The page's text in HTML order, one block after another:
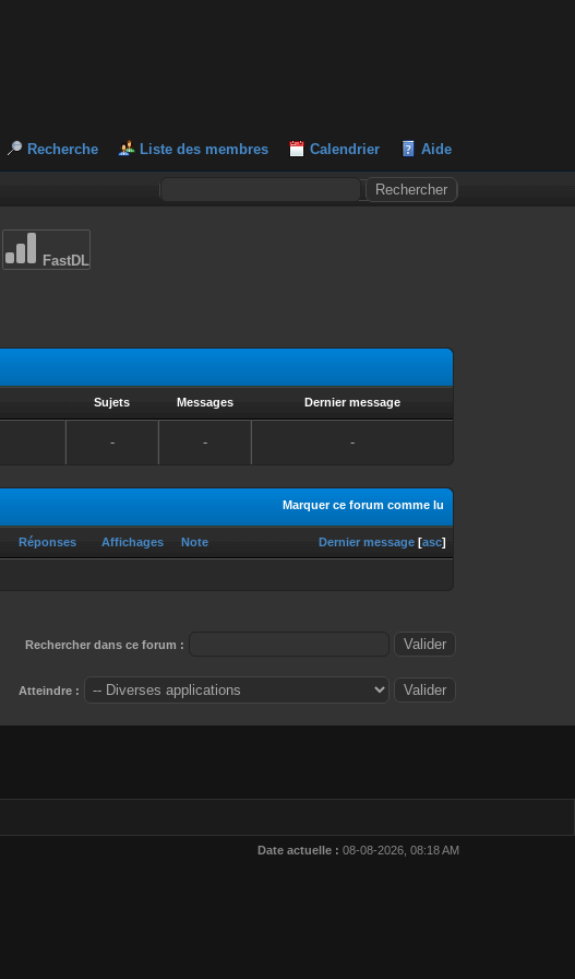
Recherche Liste des membres Calendrier Aide
FastDL
Sujets Messages Dernier message
- - -
Marquer ce forum comme lu
Réponses Affichages Note Dernier message [asc]
Rechercher dans ce forum :
Atteindre :
Date actuelle : 08-08-2026, 08:18 AM